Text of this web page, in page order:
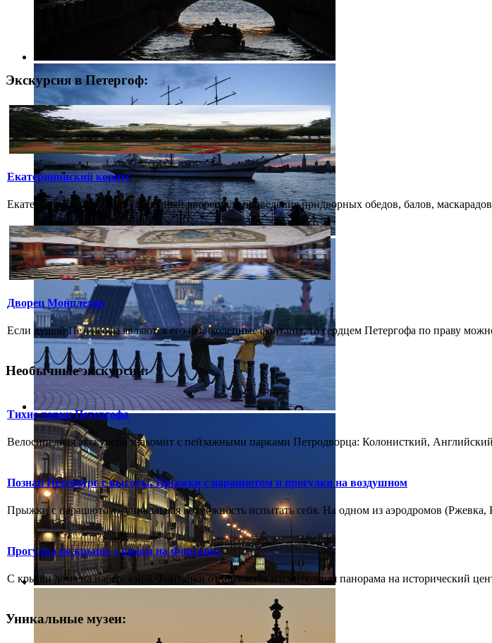
Экскурсия в Петергоф:
Екатерининский корпус
Екатерининский корпус – парадный дворец для проведения придворных обедов, балов,
Дворец Монплезир
Если душой Петергофа являются его великолепные фонтаны, то сердцем Петергофа по праву
Необычные экскурсии:
Тихие парки Петергофа
Велосипедная экскурсия знакомит с пейзажными парками Петродворца: Колонисткий,
Познай Петербург с высоты. Прыжки с парашютом и прогулки на воздушном
Прыжки с парашютом - уникальная возможность испытать себя. На одном из аэродромов
Прогулка по крыше с видом на Фонтанку
С крыши дома на набережной Фонтанки открывается изумительная панорама на исторический
Уникальные музеи: